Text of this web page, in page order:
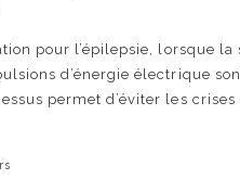
pour l’épilepsie, lorsque
d’énergie électrique
permet d’éviter les crises